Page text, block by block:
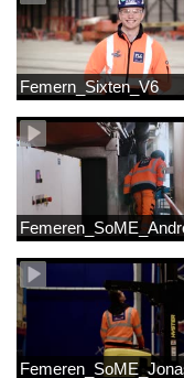
Femern_Sixten_V6